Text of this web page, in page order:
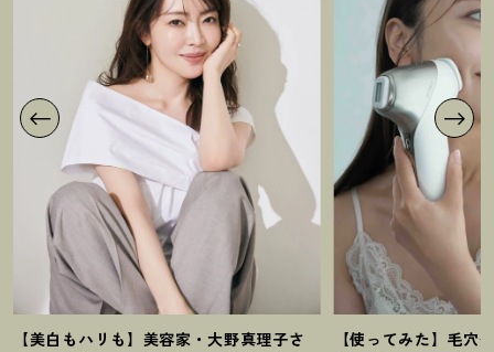
【美白もハリも】美容家・大野真理子さ
【使ってみた】毛穴